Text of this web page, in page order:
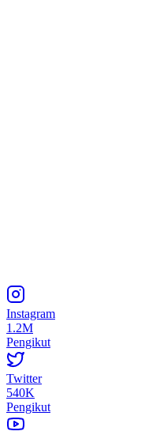
Instagram
1.2M
Pengikut
Twitter
540K
Pengikut